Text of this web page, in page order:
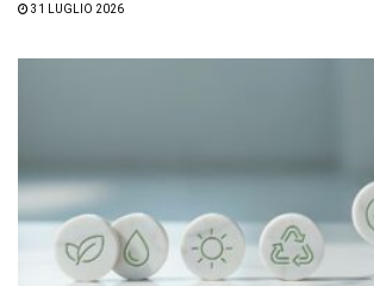
31 LUGLIO 2026